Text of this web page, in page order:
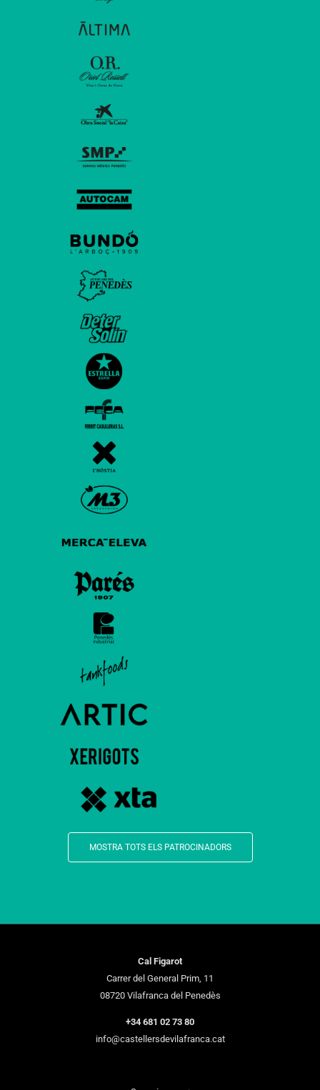
MOSTRA TOTS ELS PATROCINADORS
Cal Figarot
Carrer del General Prim, 11
08720 Vilafranca del Penedès
+34 681 02 73 80
info@castellersdevilafranca.cat